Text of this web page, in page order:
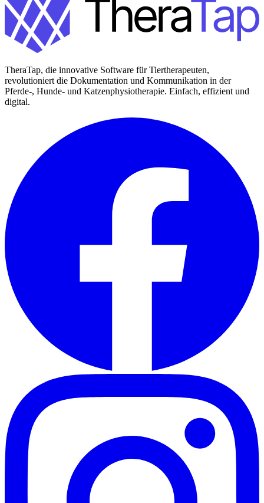
TheraTap, die innovative Software für Tiertherapeuten,
revolutioniert die Dokumentation und Kommunikation in der
Pferde-, Hunde- und Katzenphysiotherapie. Einfach, effizient und
digital.